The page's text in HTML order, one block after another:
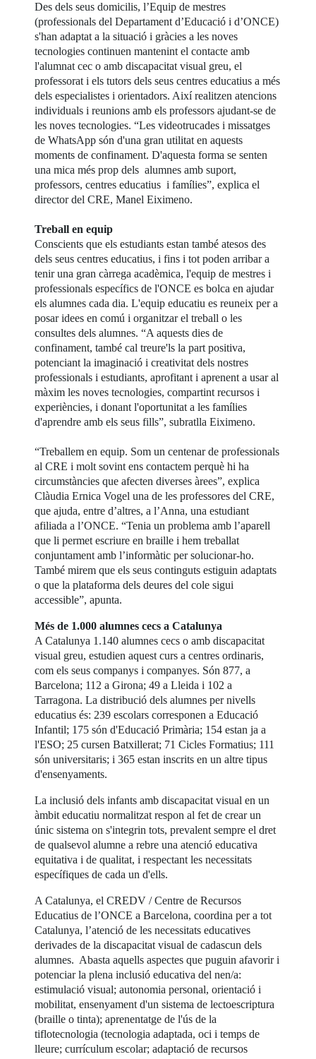
Des dels seus domicilis, l’Equip de mestres
(professionals del Departament d’Educació i d’ONCE)
s'han adaptat a la situació i gràcies a les noves
tecnologies continuen mantenint el contacte amb
l'alumnat cec o amb discapacitat visual greu, el
professorat i els tutors dels seus centres educatius a més
dels especialistes i orientadors. Així realitzen atencions
individuals i reunions amb els professors ajudant-se de
les noves tecnologies. “Les videotrucades i missatges
de WhatsApp són d'una gran utilitat en aquests
moments de confinament. D'aquesta forma se senten
una mica més prop dels alumnes amb suport,
professors, centres educatius i famílies”, explica el
director del CRE, Manel Eiximeno.
Treball en equip
Conscients que els estudiants estan també atesos des
dels seus centres educatius, i fins i tot poden arribar a
tenir una gran càrrega acadèmica, l'equip de mestres i
professionals específics de l'ONCE es bolca en ajudar
els alumnes cada dia. L'equip educatiu es reuneix per a
posar idees en comú i organitzar el treball o les
consultes dels alumnes. “A aquests dies de
confinament, també cal treure'ls la part positiva,
potenciant la imaginació i creativitat dels nostres
professionals i estudiants, aprofitant i aprenent a usar al
màxim les noves tecnologies, compartint recursos i
experiències, i donant l'oportunitat a les famílies
d'aprendre amb els seus fills”, subratlla Eiximeno.
“Treballem en equip. Som un centenar de professionals
al CRE i molt sovint ens contactem perquè hi ha
circumstàncies que afecten diverses àrees”, explica
Clàudia Ernica Vogel una de les professores del CRE,
que ajuda, entre d’altres, a l’Anna, una estudiant
afiliada a l’ONCE. “Tenia un problema amb l’aparell
que li permet escriure en braille i hem treballat
conjuntament amb l’informàtic per solucionar-ho.
També mirem que els seus continguts estiguin adaptats
o que la plataforma dels deures del cole sigui
accessible”, apunta.
Més de 1.000 alumnes cecs a Catalunya
A Catalunya 1.140 alumnes cecs o amb discapacitat
visual greu, estudien aquest curs a centres ordinaris,
com els seus companys i companyes. Són 877, a
Barcelona; 112 a Girona; 49 a Lleida i 102 a
Tarragona. La distribució dels alumnes per nivells
educatius és: 239 escolars corresponen a Educació
Infantil; 175 són d'Educació Primària; 154 estan ja a
l'ESO; 25 cursen Batxillerat; 71 Cicles Formatius; 111
són universitaris; i 365 estan inscrits en un altre tipus
d'ensenyaments.
La inclusió dels infants amb discapacitat visual en un
àmbit educatiu normalitzat respon al fet de crear un
únic sistema on s'integrin tots, prevalent sempre el dret
de qualsevol alumne a rebre una atenció educativa
equitativa i de qualitat, i respectant les necessitats
específiques de cada un d'ells.
A Catalunya, el CREDV / Centre de Recursos
Educatius de l’ONCE a Barcelona, coordina per a tot
Catalunya, l’atenció de les necessitats educatives
derivades de la discapacitat visual de cadascun dels
alumnes. Abasta aquells aspectes que puguin afavorir i
potenciar la plena inclusió educativa del nen/a:
estimulació visual; autonomia personal, orientació i
mobilitat, ensenyament d'un sistema de lectoescriptura
(braille o tinta); aprenentatge de l'ús de la
tiflotecnologia (tecnologia adaptada, oci i temps de
lleure; currículum escolar; adaptació de recursos